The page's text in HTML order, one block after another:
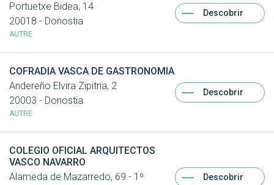
Portuetxe Bidea, 14
20018 - Donostia
AUTRE
Descobrir
COFRADIA VASCA DE GASTRONOMIA
Andereño Elvira Zipitria, 2
20003 - Donostia
AUTRE
Descobrir
COLEGIO OFICIAL ARQUITECTOS
VASCO NAVARRO
Alameda de Mazarredo, 69 - 1º
Descobrir